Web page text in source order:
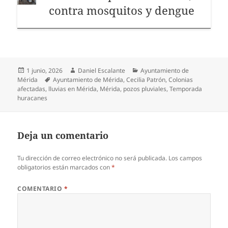
contra mosquitos y dengue
Publicado
el
1 junio, 2026 Autor
Daniel Escalante Categorías
Ayuntamiento de
Mérida
Etiquetas
Ayuntamiento de Mérida,Cecilia Patrón,Colonias
afectadas, lluvias en Mérida, Mérida, pozos pluviales,Temporada
huracanes
Deja un comentario
Tu dirección de correo electrónico no será publicada. Los campos
obligatorios están marcados con*
COMENTARIO *